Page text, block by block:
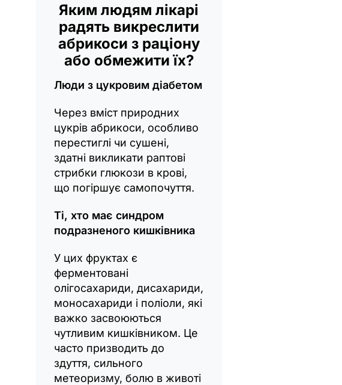
Яким людям лікарі
радять викреслити
абрикоси з раціону
або обмежити їх?
Люди з цукровим діабетом
Через вміст природних
цукрів абрикоси, особливо
перестиглі чи сушені,
здатні викликати раптові
стрибки глюкози в крові,
що погіршує самопочуття.
Ті, хто має синдром
подразненого кишківника
У цих фруктах є
ферментовані
олігосахариди, дисахариди,
моносахариди і поліоли, які
важко засвоюються
чутливим кишківником. Це
часто призводить до
здуття, сильного
метеоризму, болю в животі